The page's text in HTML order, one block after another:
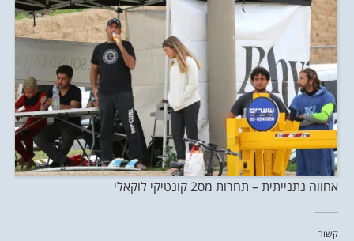
אחווה נתנייתית – תחרות מס2 קונטיקי לוקאלי
קשור